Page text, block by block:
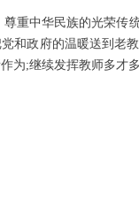
重中华民族的光荣传
和政府的温暖送到老
为;继续发挥教师多才